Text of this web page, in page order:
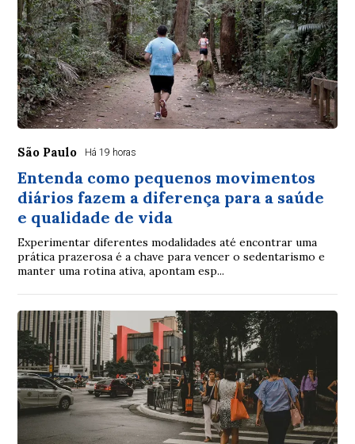
São Paulo Há 19 horas
Entenda como pequenos movimentos
diários fazem a diferença para a saúde
e qualidade de vida
Experimentar diferentes modalidades até encontrar uma
prática prazerosa é a chave para vencer o sedentarismo e
manter uma rotina ativa, apontam esp...